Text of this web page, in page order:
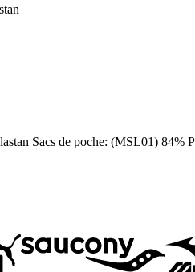
Sacs de poche: (MSL01) 84%